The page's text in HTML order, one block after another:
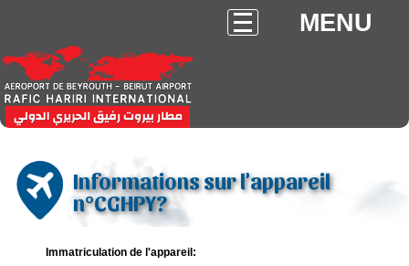
MENU
Informations sur l'appareil
n°CGHPY?
Immatriculation de l'appareil: